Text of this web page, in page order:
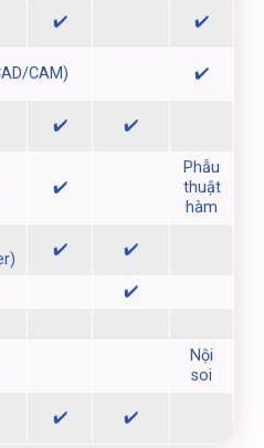
✔️ ✔️
CAM) ✔️
✔️ ✔️
✔️
Phẫu
thuật
hàm
✔️ ✔️
✔️
Nội
soi
✔️ ✔️